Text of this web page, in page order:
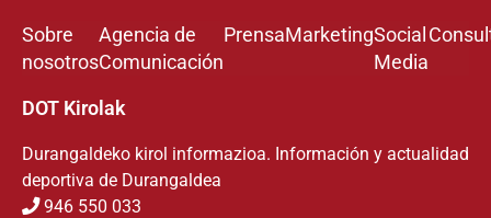
Sobre
nosotros
Agencia de
Comunicación
PrensaMarketingSocial
Media
DOT Kirolak
Durangaldeko kirol informazioa. Información y actualidad
deportiva de Durangaldea
946 550 033